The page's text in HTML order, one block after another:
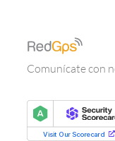
Comunícate con